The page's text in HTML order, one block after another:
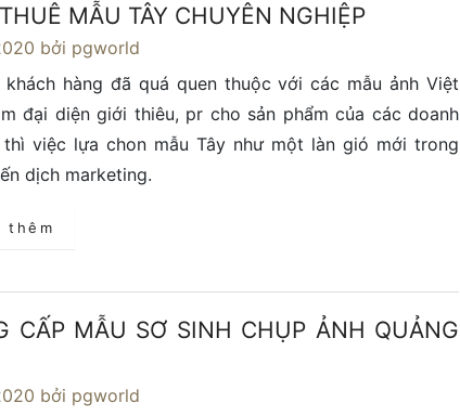
MẪU TÂY CHUYÊN NGHIỆP
bởi pgworld
khách hàng đã quá quen thuộc với các mẫu ảnh Việt
đại diện giới thiêu, pr cho sản phẩm của các doanh
thì việc lựa chon mẫu Tây như một làn gió mới trong
dịch marketing.
thêm
CẤP MẪU SƠ SINH CHỤP ẢNH QUẢNG
bởi pgworld